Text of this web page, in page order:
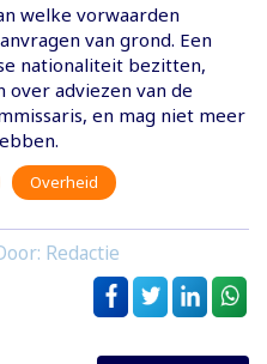
welke vorwaarden
van grond. Een
nationaliteit bezitten,
adviezen van de
en mag niet meer
Overheid
Redactie